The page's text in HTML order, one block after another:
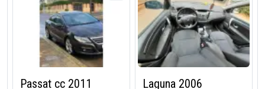
Passat cc 2011 Laguna 2006